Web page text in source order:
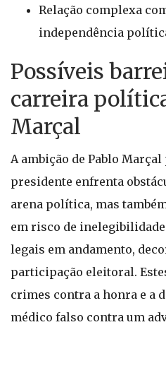
Relação complexa
independência
Possíveis
carreira
Marçal
A ambição de Pablo
presidente enfrenta
arena política, mas
em risco de
legais em andamento,
participação eleitoral.
crimes contra a honra e a
médico falso contra um